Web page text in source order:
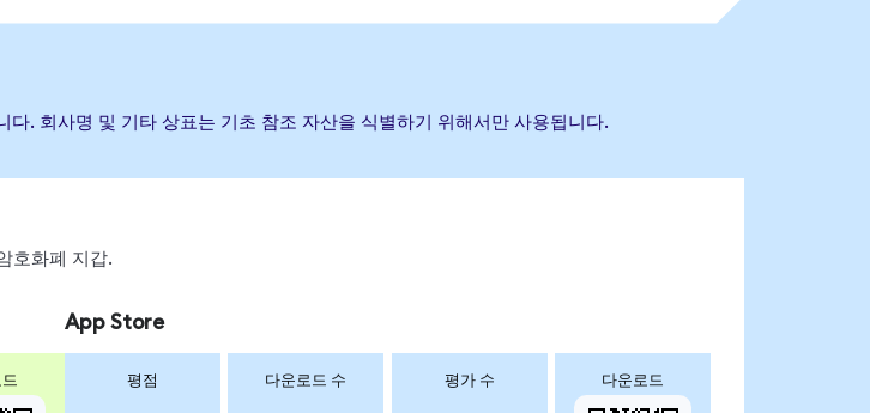
. 회사명 및 기타 상표는 기초 참조 자산을 식별하기 위해서만 사용됩니다.
호화폐 지갑.
App Store
평점 다운로드 수 평가 수 다운로드